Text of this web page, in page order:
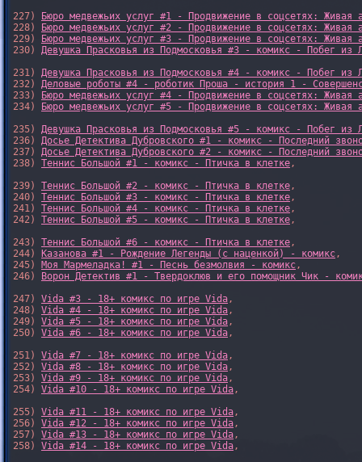
227)
Бюро медвежьих услуг #1 - Продвижение в соцсетях: Живая
228)
Бюро медвежьих услуг #2 - Продвижение в соцсетях: Живая
229)
Бюро медвежьих услуг #3 - Продвижение в соцсетях: Живая
230) Девушка Прасковья из Подмосковья #3 - комикс - Побег из
231) Девушка Прасковья из Подмосковья #4 - комикс - Побег из
232) Деловые роботы #4 - роботик Проша - история 1 -
233)
Бюро медвежьих услуг #4 - Продвижение в соцсетях: Живая
234)
Бюро медвежьих услуг #5 - Продвижение в соцсетях: Живая
235) Девушка Прасковья из Подмосковья #5 - комикс - Побег из
236) Досье Детектива Дубровского #1 - комикс - Последний
237) Досье Детектива Дубровского #2 - комикс - Последний
238) Теннис Большой #1 - комикс - Птичка в клетке,
239) Теннис Большой #2 - комикс - Птичка в клетке,
240) Теннис Большой #3 - комикс - Птичка в клетке,
241) Теннис Большой #4 - комикс - Птичка в клетке,
242) Теннис Большой #5 - комикс - Птичка в клетке,
243) Теннис Большой #6 - комикс - Птичка в клетке,
244)
Казанова #1 - Рождение Легенды (с наценкой) - комикс,
245) Моя Мармеладка! #1 - Песнь безмолвия - комикс,
246)
Ворон Детектив #1 - Твердоклюв и его помощник Чик -
247) Vida #3 - 18+ комикс по игре Vida,
248) Vida #4 - 18+ комикс по игре Vida,
249) Vida #5 - 18+ комикс по игре Vida,
250) Vida #6 - 18+ комикс по игре Vida,
251) Vida #7 - 18+ комикс по игре Vida,
252) Vida #8 - 18+ комикс по игре Vida,
253) Vida #9 - 18+ комикс по игре Vida,
254) Vida #10 - 18+ комикс по игре Vida,
255) Vida #11 - 18+ комикс по игре Vida,
256) Vida #12 - 18+ комикс по игре Vida,
257) Vida #13 - 18+ комикс по игре Vida,
258) Vida #14 - 18+ комикс по игре Vida,